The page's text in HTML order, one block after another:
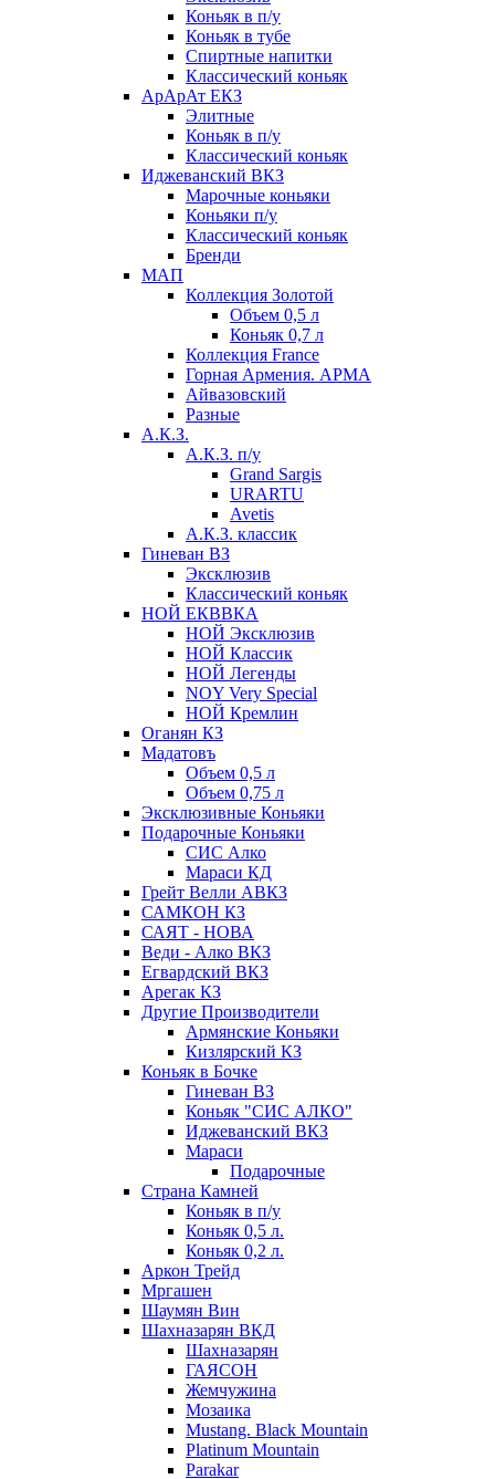
Коньяк в п/у
Коньяк в тубе
Спиртные напитки
Классический коньяк
АрАрАт ЕКЗ
Элитные
Коньяк в п/у
Классический коньяк
Иджеванский ВКЗ
Марочные коньяки
Коньяки п/у
Классический коньяк
Бренди
МАП
Коллекция Золотой
Объем 0,5 л
Коньяк 0,7 л
Коллекция France
Горная Армения. АРМА
Айвазовский
Разные
А.К.З.
А.К.З. п/у
Grand Sargis
URARTU
Avetis
А.К.З. классик
Гиневан ВЗ
Эксклюзив
Классический коньяк
НОЙ ЕКВВКА
НОЙ Эксклюзив
НОЙ Классик
НОЙ Легенды
NOY Very Speсial
НОЙ Кремлин
Оганян КЗ
Мадатовъ
Объем 0,5 л
Объем 0,75 л
Эксклюзивные Коньяки
Подарочные Коньяки
СИС Алко
Мараси КД
Грейт Велли АВКЗ
САМКОН КЗ
САЯТ - НОВА
Веди - Алко ВКЗ
Егвардский ВКЗ
Арегак КЗ
Другие Производители
Армянские Коньяки
Кизлярский КЗ
Коньяк в Бочке
Гиневан ВЗ
Коньяк "СИС АЛКО"
Иджеванский ВКЗ
Мараси
Подарочные
Страна Камней
Коньяк в п/у
Коньяк 0,5 л.
Коньяк 0,2 л.
Аркон Трейд
Мргашен
Шаумян Вин
Шахназарян ВКД
Шахназарян
ГАЯСОН
Жемчужина
Мозаика
Mustang. Black Mountain
Platinum Mountain
Parakar